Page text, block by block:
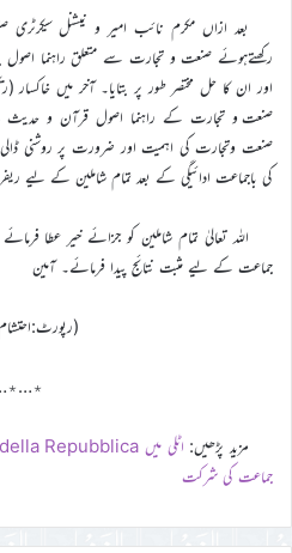
بعد ازاں مکرم نائب امیر و نیشنل
رکھتےہوئے صنعت و تجارت سے متعلق راہنما اصول
اور ان کا حل مختصر طور پر بتایا۔ آخر میں
صنعت و تجارت کے راہنما اصول قرآن و حدیث
صنعت وتجارت کی اہمیت اور ضرورت پر روشنی
کی باجماعت ادائیگی کے بعد تمام شاملین کے ليے
اللہ تعالیٰ تمام شاملین کو جزائے خیر عطا
جماعت کے ليے مثبت نتائج پیدا فرمائے۔ آمین
مزید پڑھیں:
جماعت کی شرکت